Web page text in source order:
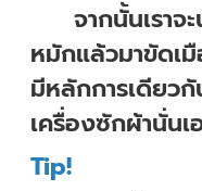
จากนั้นเราจะ
หมักแล้วมาขัดเ
มีหลักการเดียว
เครื่องซักผ้านั่นเ
Tip!